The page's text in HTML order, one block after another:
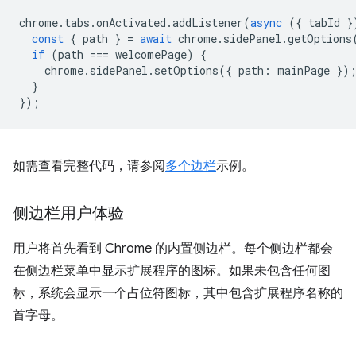
chrome. tabs .onActivated .addListener(async ({ tabId
const { path } = await chrome. sidePanel .getOptions
if (path === welcomePage)
{
chrome. sidePanel . setOptions({ path : mainPage });
}
});
如需查看完整代码，请参阅多个边栏示例。
侧边栏用户体验
用户将首先看到 Chrome 的内置侧边栏。每个侧边栏都会
在侧边栏菜单中显示扩展程序的图标。如果未包含任何图
标，系统会显示一个占位符图标，其中包含扩展程序名称的
首字母。